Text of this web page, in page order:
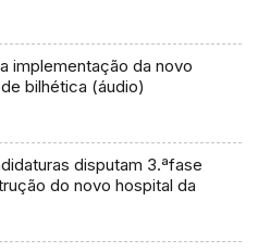
implementação da novo
bilhética (áudio)
disputam 3.ªfase
do novo hospital da